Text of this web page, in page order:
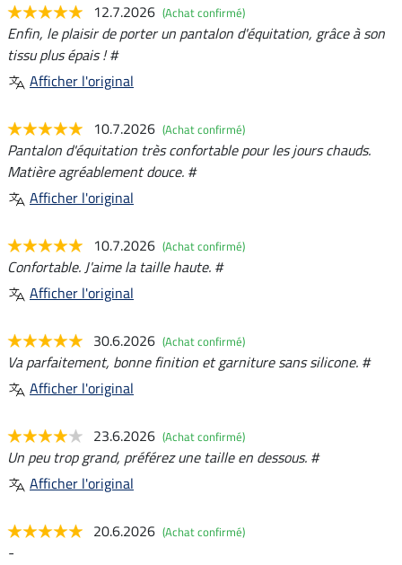
12.7.2026 (Achat confirmé)
Enfin, le plaisir de porter un pantalon d'équitation, grâce à son
tissu plus épais ! #
Afficher l'original
10.7.2026 (Achat confirmé)
Pantalon d'équitation très confortable pour les jours chauds.
Matière agréablement douce. #
Afficher l'original
10.7.2026 (Achat confirmé)
Confortable. J'aime la taille haute. #
Afficher l'original
30.6.2026 (Achat confirmé)
Va parfaitement, bonne finition et garniture sans silicone. #
Afficher l'original
23.6.2026 (Achat confirmé)
Un peu trop grand, préférez une taille en dessous. #
Afficher l'original
20.6.2026 (Achat confirmé)
-